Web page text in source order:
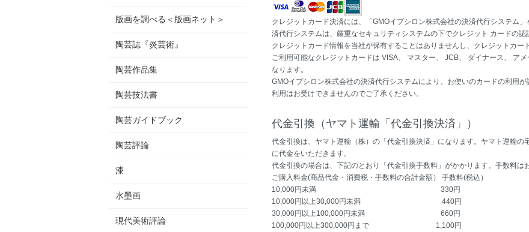
クレジットカード決済には、「GMOイプシロン株式会社の決済代行システム
済代行システムは、厳重なセキュリティシステムの下でクレジット カードの
クレジットカード情報を当社が保有することはありませんし、クレジットカー
ご利用可能なクレジットカードは VISA、 マスター、 JCB、 ダイナース、 ア
なります。
GMOイプシロン株式会社の決済代行システムにより、お使いのカードの利用
利用はお受けできませんのでご了承ください。
代金引換（ヤマト運輸「代金引換決済」）
代金引換は、ヤマト運輸（株）の「代金引換決済」になります。ヤマト運輸の
に代金をいただきます。
代金引換の場合は、下記のとおり「代金引換手数料」がかかります。手数料は
ご購入料金(商品代金・消費税・手数料の合計金額） 手数料(税込）
10,000円未満 330円
10,000円以上30,000円未満 440円
30,000円以上100,000円未満 660円
100,000円以上300,000円まで 1,100円
版画を調べる＜版画ネット＞
陶芸誌『炎芸術』
陶芸作品集
陶芸技法書
陶芸ガイドブック
陶芸評論
漆
水墨画
現代美術評論